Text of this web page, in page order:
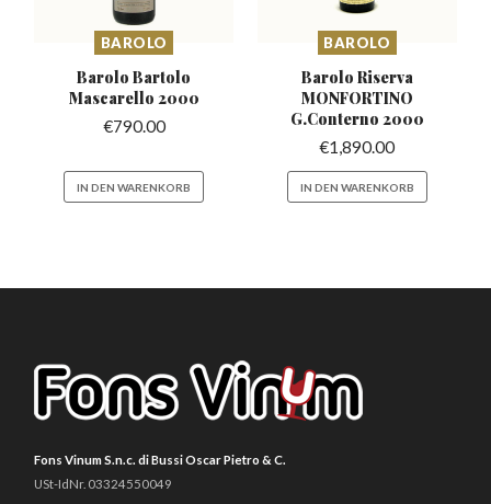
BAROLO
Barolo Bartolo
Mascarello 2000
€790.00
IN DEN WARENKORB
BAROLO
Barolo Riserva
MONFORTINO
G.Conterno 2000
€1,890.00
IN DEN WARENKORB
Fons Vinum S.n.c. di Bussi Oscar Pietro & C.
USt-IdNr. 03324550049